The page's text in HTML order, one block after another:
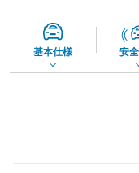
基本仕様 安